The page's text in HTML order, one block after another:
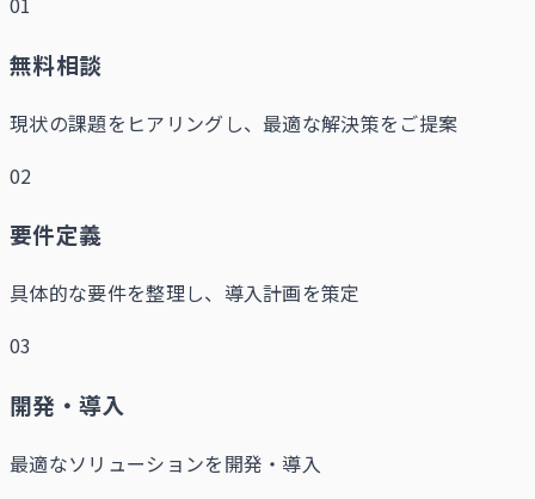
無料相談
現状の課題をヒアリングし、最適な解決策をご提案
02
要件定義
具体的な要件を整理し、導入計画を策定
03
開発・導入
最適なソリューションを開発・導入